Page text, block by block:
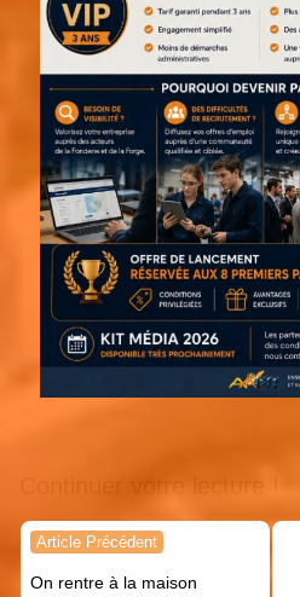
Continuer votre lecture !
Navigation
Article Précédent
On rentre à la maison